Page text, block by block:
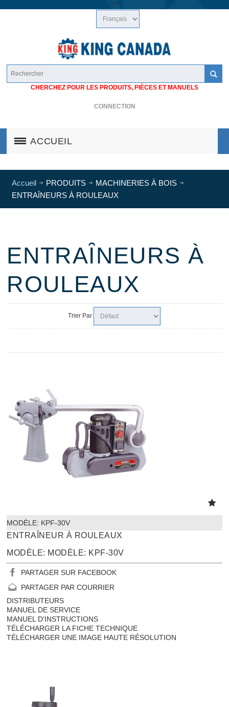
/**/
CHERCHEZ POUR LES PRODUITS, PIÈCES ET MANUELS
CONNECTION
ACCUEIL
Accueil PRODUITS
MACHINERIES À BOIS
ENTRAȊNEURS À ROULEAUX
ENTRAȊNEURS À
ROULEAUX
Trier Par
MODÈLE: KPF-30V
ENTRAÎNEUR À ROULEAUX
MODÈLE: MODÈLE: KPF-30V
PARTAGER SUR FACEBOOK
PARTAGER PAR COURRIER
DISTRIBUTEURS
MANUEL DE SERVICE
MANUEL D'INSTRUCTIONS
TÉLÉCHARGER LA FICHE TECHNIQUE
TÉLÉCHARGER UNE IMAGE HAUTE RÉSOLUTION